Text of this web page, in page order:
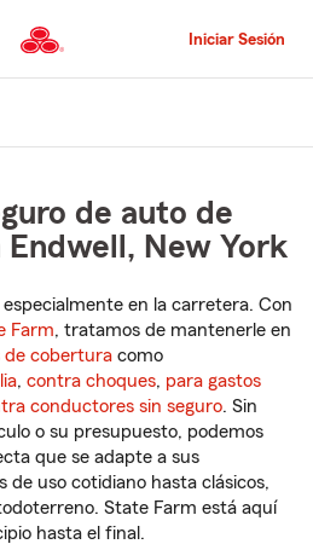
al
contenido
principal
Iniciar Sesión
de auto de
New York
en la carretera. Con
Farm, tratamos de mantenerle en
de cobertura como
, contra choques, para gastos
conductores sin seguro. Sin
o su presupuesto, podemos
que se adapte a sus
de uso cotidiano hasta clásicos,
State Farm está aquí
hasta el final.